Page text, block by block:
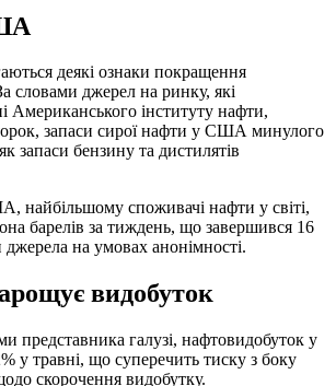
деякі ознаки покращення
словами джерел на ринку, які
Американського інституту нафти,
запаси сирої нафти у США минулого
запаси бензину та дистилятів
найбільшому споживачі нафти у світі,
барелів за тиждень, що завершився 16
на умовах анонімності.
видобуток
представника галузі, нафтовидобуток у
у травні, що суперечить тиску з боку
скорочення видобутку.